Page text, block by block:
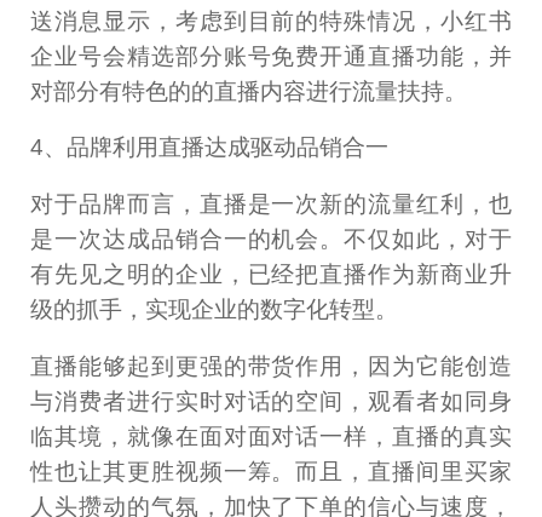
送消息显示，考虑到目前的特殊情况，小红书
企业号会精选部分账号免费开通直播功能，并
对部分有特色的的直播内容进行流量扶持。
4、品牌利用直播达成驱动品销合一
对于品牌而言，直播是一次新的流量红利，也
是一次达成品销合一的机会。不仅如此，对于
有先见之明的企业，已经把直播作为新商业升
级的抓手，实现企业的数字化转型。
直播能够起到更强的带货作用，因为它能创造
与消费者进行实时对话的空间，观看者如同身
临其境，就像在面对面对话一样，直播的真实
性也让其更胜视频一筹。而且，直播间里买家
人头攒动的气氛，加快了下单的信心与速度，